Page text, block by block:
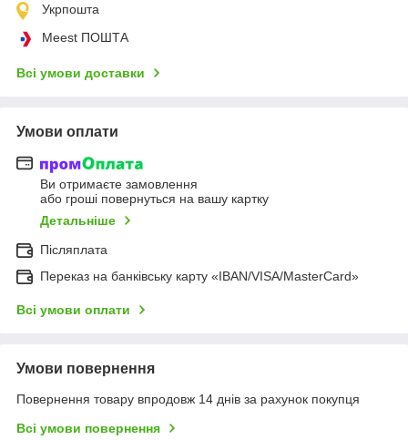
Укрпошта
Meest ПОШТА
Всі умови доставки
Умови оплати
Ви отримаєте замовлення
або гроші повернуться на вашу картку
Детальніше
Післяплата
Переказ на банківську карту «IBAN/VISA/MasterCard»
Всі умови оплати
Умови повернення
Повернення товару впродовж 14 днів за рахунок покупця
Всі умови повернення